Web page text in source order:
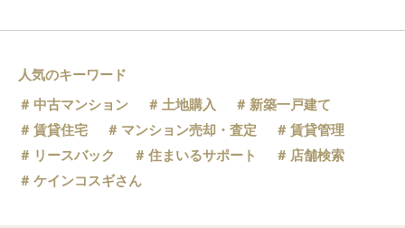
人気のキーワード
中古マンション
土地購入
新築一戸建て
賃貸住宅
マンション売却・査定
賃貸管理
リースバック
住まいるサポート
店舗検索
ケインコスギさん